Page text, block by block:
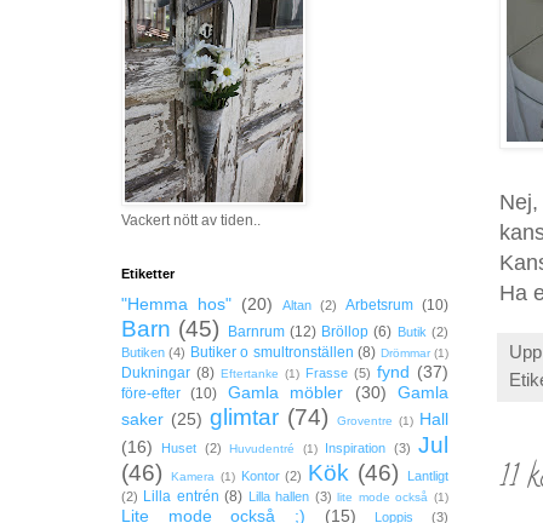
Ha
11
Vackert nött av tiden..
Etiketter
"Hemma hos" (20) Altan (2) Arbetsrum (10)
Barn (45) Barnrum (12) Bröllop (6) Butik (2)
Butiken (4) Butiker o smultronställen (8) Drömmar (1)
Dukningar (8) Eftertanke (1) Frasse (5) fynd (37)
före-efter (10) Gamla möbler (30)
Gamla
saker (25) glimtar (74) Groventre (1) Hall
(16)
Huset (2) Huvudentré (1) Inspiration (3) Jul
(46)
Kamera (1) Kontor (2) Kök (46)
Lantligt
(2) Lilla entrén (8) Lilla hallen (3) lite mode också (1)
Lite mode också ;) (15) Loppis (3)